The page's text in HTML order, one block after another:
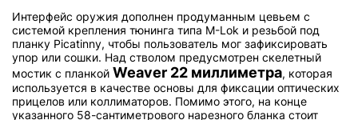
Интерфейс оружия дополнен продуманным цевьем с
системой крепления тюнинга типа M-Lok и резьбой под
планку Picatinny, чтобы пользователь мог зафиксировать
упор или сошки. Над стволом предусмотрен скелетный
мостик с планкой Weaver 22 миллиметра, которая
используется в качестве основы для фиксации оптических
прицелов или коллиматоров. Помимо этого, на конце
указанного 58-сантиметрового нарезного бланка стоит